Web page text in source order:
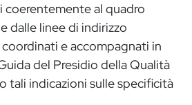
al quadro
dalle linee di indirizzo
coordinati e accompagnati in
del Presidio della Qualità
tali indicazioni sulle specificità